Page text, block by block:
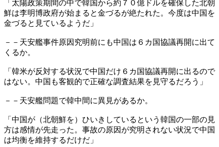
「太陽政策期間の中で韓国から約７０億ドルを確保した北朝
鮮は李明博政府が始まると金づるが絶たれた。今度は中国を
金づると見ているようだ」
－－天安艦事件原因究明前にも中国は６カ国協議再開に出て
くるか。
「韓米が反対する状況で中国だけ６カ国協議再開に出るので
はない。中国も客観的で正確な調査結果を見守るだろう」
－－天安艦問題で韓中間に異見があるか。
「中国が（北朝鮮を）ひいきしているという韓国の一部の見
方は感情が先走った。事故の原因が究明されない状況で中国
は均衡を維持するだけだ」